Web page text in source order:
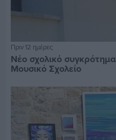
Πριν 12 ημέρες
Νέο σχολικό
Μουσικό Σχολείο